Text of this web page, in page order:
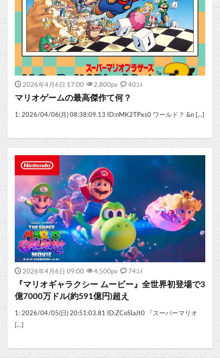
2026年4月6日 17:00 2,800pv 40ｺﾒ
マリオゲームの最高傑作て何？
1: 2026/04/06(月) 08:38:09.13 ID:nMK2TPxs0 ワールド？ &n […]
2026年4月6日 09:00 4,500pv 74ｺﾒ
『マリオギャラクシー ムービー』全世界初登場で3
億7000万ドル(約591億円)超え
1: 2026/04/05(日) 20:51:03.81 ID:ZCoSIaJt0 『スーパーマリオ
[…]